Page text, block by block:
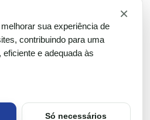
offcanvas position.
×
São Leopoldo
×
sua experiência de
contribuindo para uma
e adequada às
Só necessários